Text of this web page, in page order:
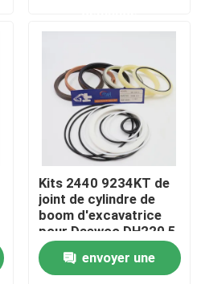
Kits 2440 9234KT de
joint de cylindre de
boom d'excavatrice
pour Daewoo DH220 5
envoyer une